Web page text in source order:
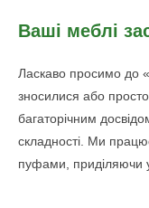
Ваші меблі
Ласкаво просимо до
зносилися або
багаторічним
складності. Ми
пуфами, приділяючи